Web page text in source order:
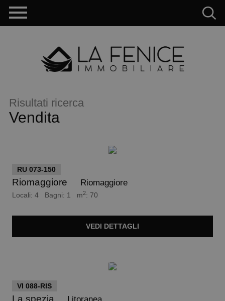
Risultati ricerca
Vendita
RU 073-150
Riomaggiore Riomaggiore
Locali: 4 Bagni: 1 m2: 70
VEDI DETTAGLI
Trattativa Riservata
VI 088-RIS
La spezia